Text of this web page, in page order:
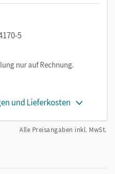
5
nur auf Rechnung.
und Lieferkosten
Alle Preisangaben inkl. MwSt.